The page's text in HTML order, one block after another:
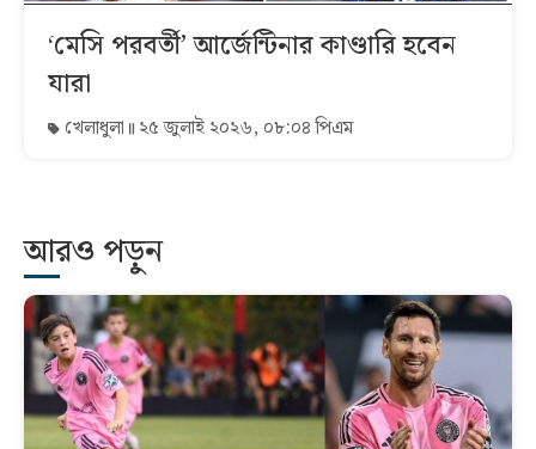
‘মেসি পরবর্তী’ আর্জেন্টিনার কাণ্ডারি হবেন
যারা
খেলাধুলা ২৫ জুলাই ২০২৬, ০৮:০৪ পিএম
আরও পড়ুন